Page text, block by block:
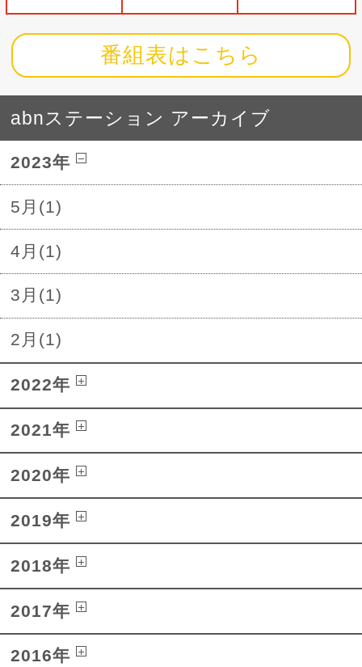
番組表はこちら
abnステーション アーカイブ
2023年
5月(1)
4月(1)
3月(1)
2月(1)
2022年
2021年
2020年
2019年
2018年
2017年
2016年